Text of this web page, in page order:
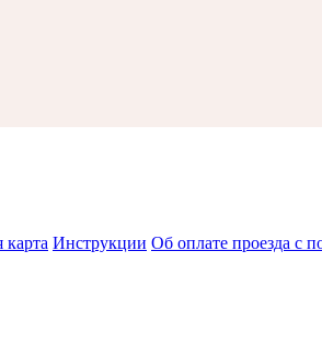
карта Инструкции Об оплате проезда с